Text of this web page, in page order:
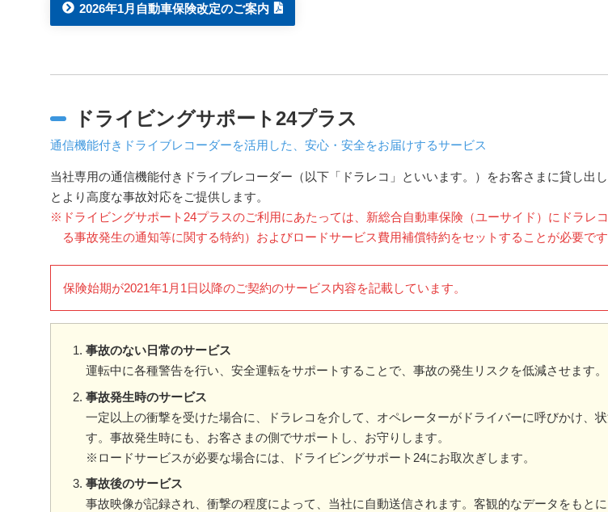
2026年1月自動車保険改定のご案内
ドライビングサポート24プラス
通信機能付きドライブレコーダーを活用した、安心・安全をお届けするサービス
当社専用の通信機能付きドライブレコーダー（以下「ドラレコ」といいます。）をお客さまに貸し出
とより高度な事故対応をご提供します。
※ドライビングサポート24プラスのご利用にあたっては、新総合自動車保険（ユーサイド）にドラレ
る事故発生の通知等に関する特約）およびロードサービス費用補償特約をセットすることが必要です
保険始期が2021年1月1日以降のご契約のサービス内容を記載しています。
事故のない日常のサービス
運転中に各種警告を行い、安全運転をサポートすることで、事故の発生リスクを低減させます。
事故発生時のサービス
一定以上の衝撃を受けた場合に、ドラレコを介して、オペレーターがドライバーに呼びかけ、
す。事故発生時にも、お客さまの側でサポートし、お守りします。
※ロードサービスが必要な場合には、ドライビングサポート24にお取次ぎします。
事故後のサービス
事故映像が記録され、衝撃の程度によって、当社に自動送信されます。客観的なデータをもと